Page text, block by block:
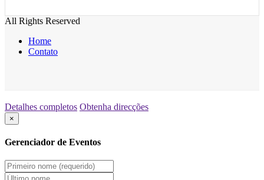
All Rights Reserved
Home
Contato
Detalhes completos Obtenha direcções
×
Gerenciador de Eventos